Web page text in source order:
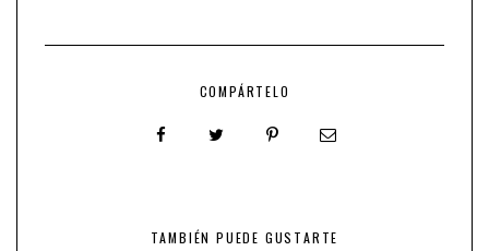
COMPÁRTELO
TAMBIÉN PUEDE GUSTARTE